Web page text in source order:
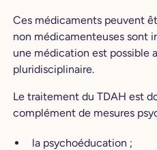
Ces médicaments peuvent
non médicamenteuses sont
une médication est possible
pluridisciplinaire.
Le traitement du TDAH est
complément de mesures
la psychoéducation ;